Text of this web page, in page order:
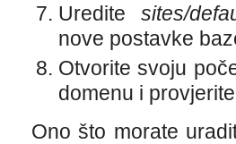
Uredite sites/
nove postavke
Otvorite svoju
domenu i
Ono što morate